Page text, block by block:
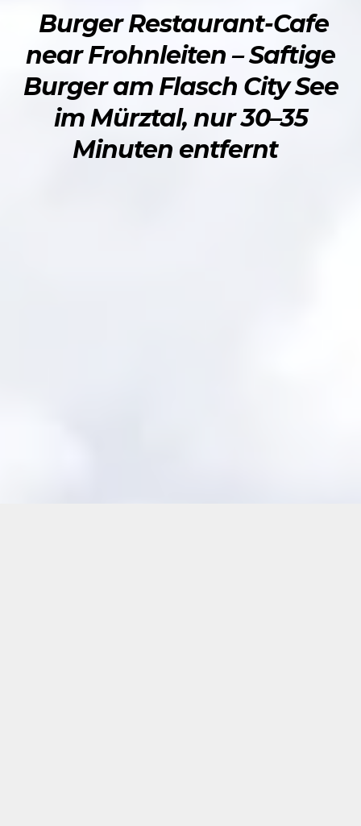
Burger Restaurant-Cafe
near Frohnleiten – Saftige
Burger am Flasch City See
im Mürztal, nur 30–35
Minuten entfernt